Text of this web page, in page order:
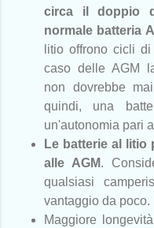
circa il doppio
normale batteria
litio offrono cicli
caso delle AGM
non dovrebbe
quindi, una
un'autonomia pari
Le batterie al litio
alle AGM.
qualsiasi
vantaggio da poco.
Maggiore